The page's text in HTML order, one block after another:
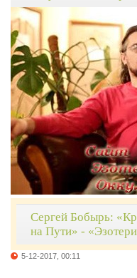
Сергей Бобырь:
на Пути» -
5-12-2017, 00:11